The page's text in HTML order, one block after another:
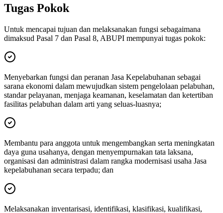
Tugas Pokok
Untuk mencapai tujuan dan melaksanakan fungsi sebagaimana
dimaksud Pasal 7 dan Pasal 8, ABUPI mempunyai tugas pokok:
Menyebarkan fungsi dan peranan Jasa Kepelabuhanan sebagai
sarana ekonomi dalam mewujudkan sistem pengelolaan pelabuhan,
standar pelayanan, menjaga keamanan, keselamatan dan ketertiban
fasilitas pelabuhan dalam arti yang seluas-luasnya;
Membantu para anggota untuk mengembangkan serta meningkatan
daya guna usahanya, dengan menyempurnakan tata laksana,
organisasi dan administrasi dalam rangka modernisasi usaha Jasa
kepelabuhanan secara terpadu; dan
Melaksanakan inventarisasi, identifikasi, klasifikasi, kualifikasi,